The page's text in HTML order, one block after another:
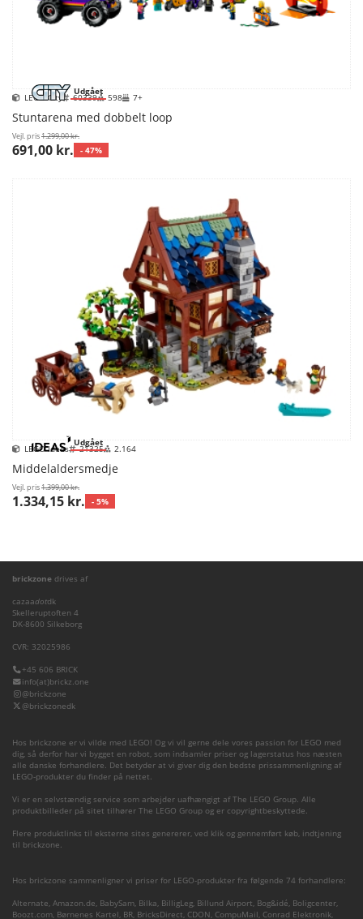
Udgået
LEGO City 60339 598 7+
Stuntarena med dobbelt loop
Vejl. pris1.299,00 kr.
691,00 kr. - 47%
Udgået
LEGO Ideas 21325 2.164
Middelaldersmedje
Vejl. pris1.399,00 kr.
1.334,15 kr. - 5%
brickzone drives af
cazaadotdk
Skelleruptoften 4
DK-8600 Silkeborg
CVR: 32025986
+45 606 BRICK
info(at)brickz.one
@brickzone
@brickzonedk
Hos brickzone er vi vilde med LEGO! Og vi vil gerne dele vores passion for LEGO med
dig, så derfor har vi bygget en robot, som indsamler priser og lagerstatus hos næsten
alle danske forhandlere. Det betyder at vi giver dig den bedste prissammenligning af
LEGO-produkter du finder på nettet.
Vi er en selvstændig service som arbejder uafhængigt af The LEGO Group. Alle
produktbilleder på sitet tilhører The LEGO Group og er copyrightbeskyttede.
Flere produktlinks til eksterne sites genererer, ved klik og gennemført køb, indtjening
til brickzone.
Hos brickzone sammenligner vi priser for LEGO-produkter fra følgende 74 forhandlere:
Alternate, Amazon.de, BabySam, Bilka, BilligLeg, Billund Airport, Bog&idé, Boligcenter,
Boozt.com, Børnenes Kartel, BR, BricksDirect, CDON, CompuMail, Conrad Elektronik,